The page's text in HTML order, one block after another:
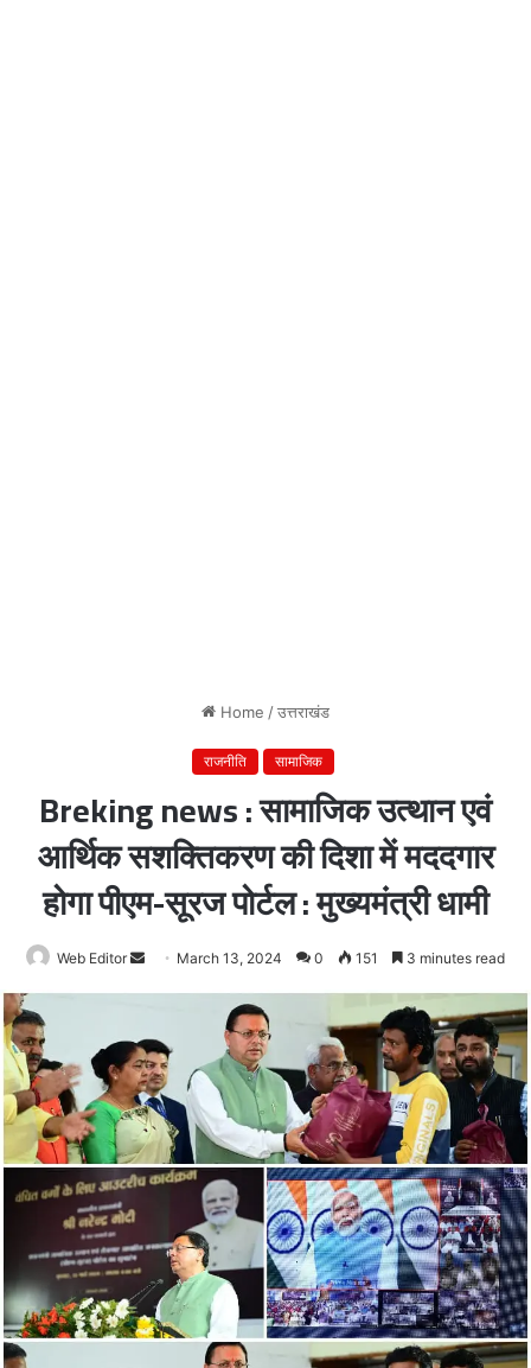
Home /उत्तराखंड
राजनीति सामाजिक
Breking news : सामाजिक उत्थान एवं
आर्थिक सशक्तिकरण की दिशा में मददगार
होगा पीएम-सूरज पोर्टल : मुख्यमंत्री धामी
Web Editor
SendMarch 13, 2024 0 151 3 minutes read